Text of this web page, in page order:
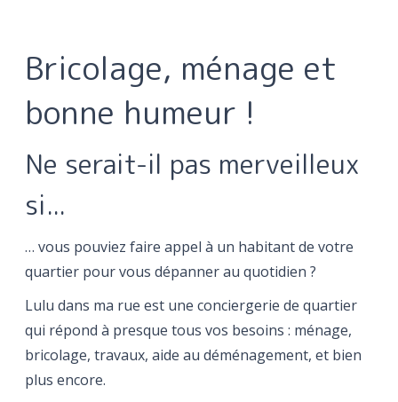
Bricolage, ménage et
bonne humeur !
Ne serait-il pas merveilleux
si...
… vous pouviez faire appel à un habitant de votre
quartier pour vous dépanner au quotidien ?
Lulu dans ma rue est une conciergerie de quartier
qui répond à presque tous vos besoins : ménage,
bricolage, travaux, aide au déménagement, et bien
plus encore.